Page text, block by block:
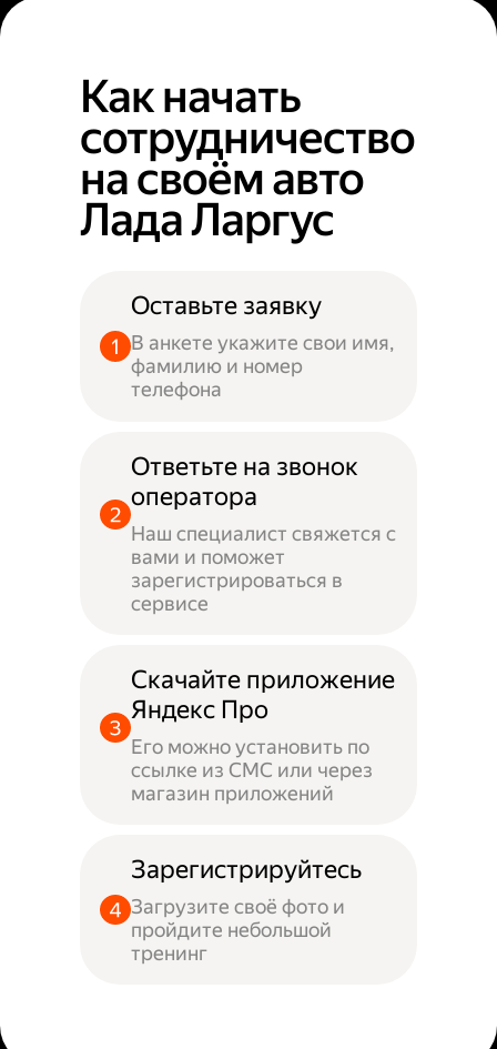
Как начать
сотрудничество
на своём авто
Лада Ларгус
Оставьте заявку
В анкете укажите свои имя,
фамилию и номер
телефона
Ответьте на звонок
оператора
Наш специалист свяжется с
вами и поможет
зарегистрироваться в
сервисе
Скачайте приложение
Яндекс Про
Его можно установить по
ссылке из СМС или через
магазин приложений
Зарегистрируйтесь
Загрузите своё фото и
пройдите небольшой
тренинг